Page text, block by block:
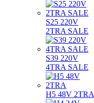
S25 220V
2TRA SALE
S39 220V
4TRA SALE
H5 48V 2TRA